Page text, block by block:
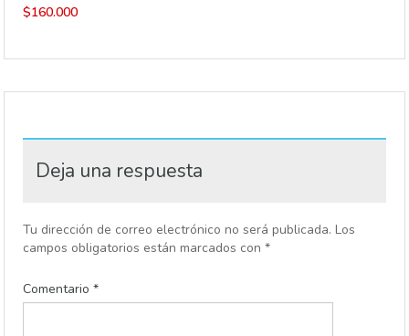
$160.000
Deja una respuesta
Tu dirección de correo electrónico no será publicada. Los
campos obligatorios están marcados con *
Comentario *